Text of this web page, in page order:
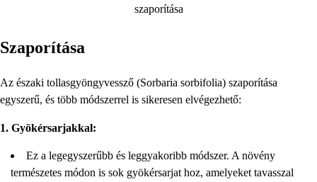
szaporítása
Szaporítása
Az északi tollasgyöngyvessző (Sorbaria sorbifolia) szaporítása
egyszerű, és több módszerrel is sikeresen elvégezhető:
1. Gyökérsarjakkal:
Ez a legegyszerűbb és leggyakoribb módszer. A növény
természetes módon is sok gyökérsarjat hoz, amelyeket tavasszal